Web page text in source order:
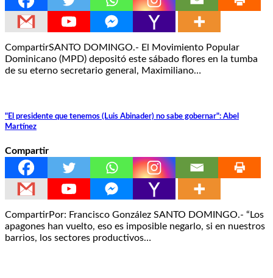
CompartirSANTO DOMINGO.- El Movimiento Popular
Dominicano (MPD) depositó este sábado flores en la tumba
de su eterno secretario general, Maximiliano…
"El presidente que tenemos (Luis Abinader) no sabe gobernar": Abel
Martínez
Compartir
CompartirPor: Francisco González SANTO DOMINGO.- “Los
apagones han vuelto, eso es imposible negarlo, si en nuestros
barrios, los sectores productivos…